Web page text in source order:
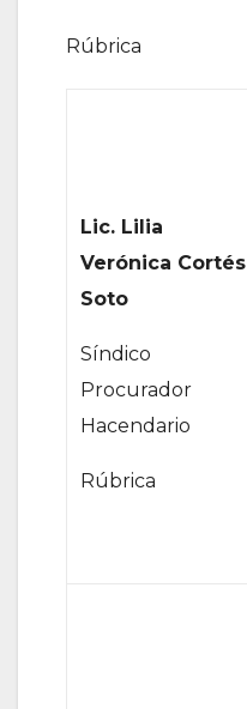
Rúbrica
Lic. Lilia
Verónica Cortés
Soto
Síndico
Procurador
Hacendario
Rúbrica